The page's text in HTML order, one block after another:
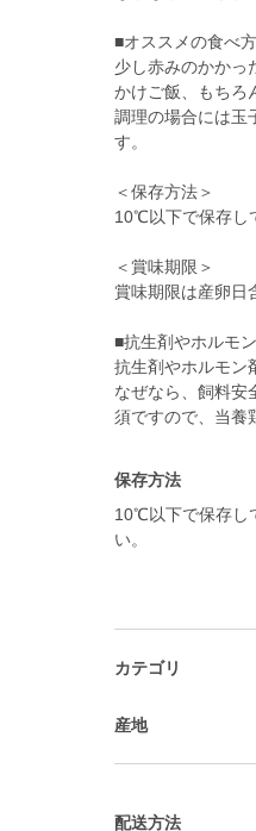
■オススメの食べ方
少し赤みのかかっ
かけご飯、もちろ
調理の場合には玉
す。
＜保存方法＞
10℃以下で保存し
＜賞味期限＞
賞味期限は産卵日
■抗生剤やホルモ
抗生剤やホルモン
なぜなら、飼料安
保存方法
10℃以下で保存し
い。
カテゴリ
産地
配送方法